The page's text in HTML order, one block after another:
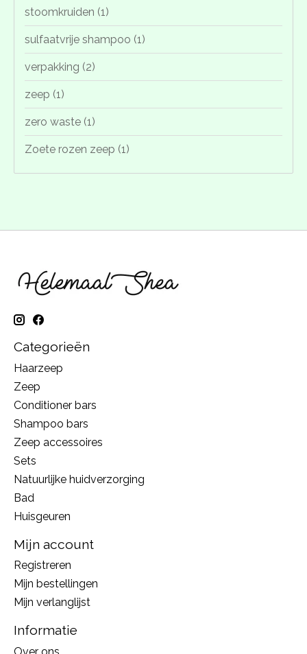
stoomkruiden (1)
sulfaatvrije shampoo (1)
verpakking (2)
zeep (1)
zero waste (1)
Zoete rozen zeep (1)
Categorieën
Haarzeep
Zeep
Conditioner bars
Shampoo bars
Zeep accessoires
Sets
Natuurlijke huidverzorging
Bad
Huisgeuren
Mijn account
Registreren
Mijn bestellingen
Mijn verlanglijst
Informatie